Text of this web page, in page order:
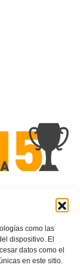
como las
dispositivo. El
datos como el
en este sitio.